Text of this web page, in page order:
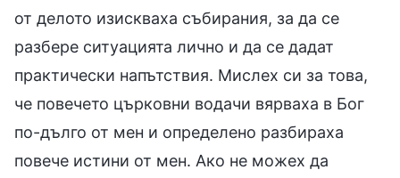
от делото изискваха събирания, за да се
разбере ситуацията лично и да се дадат
практически напътствия. Мислех си за това,
че повечето църковни водачи вярваха в Бог
по-дълго от мен и определено разбираха
повече истини от мен. Ако не можех да